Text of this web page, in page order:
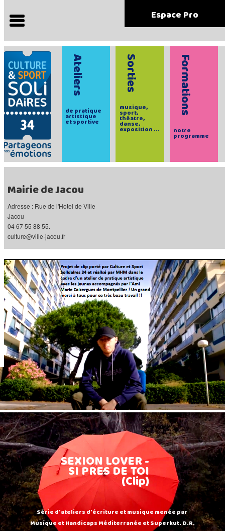
Espace Pro
Ateliers
de pratique
artistique
et sportive
Sorties
musique,
sport,
théatre,
danse,
exposition ...
Formations
notre
programme
Mairie de Jacou
Adresse : Rue de l'Hotel de Ville
Jacou
04 67 55 88 55.
culture@ville-jacou.fr
SEXION LOVER -
SI PRES DE TOI
(Clip)
Série d'ateliers d'écriture et musique menée par
Musique et Handicaps Méditerranée et Superkut. D.R.